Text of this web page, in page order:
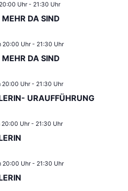
DA SIND
Uhr- 21:30 Uhr
DA SIND
20:00 Uhr- 21:30 Uhr
URAUFFÜHRUNG
20:00 Uhr- 21:30 Uhr
20:00 Uhr- 21:30 Uhr
20:00 Uhr- 21:30 Uhr